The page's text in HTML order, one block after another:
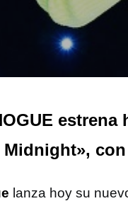
lanza hoy su